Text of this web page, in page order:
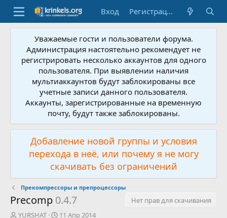
Вход Регистрация
Уважаемые гости и пользователи форума.
Администрация настоятельно рекомендует не
регистрировать несколько аккаунтов для одного
пользователя. При выявлении наличия
мультиаккаунтов будут заблокированы все
учетные записи данного пользователя.
Аккаунты, зарегистрированные на временную
почту, будут также заблокированы.
Добавление новой группы и условия
перехода в неё, или почему я не могу
скачивать без ограничений
Прекомпрессоры и препроцессоры
Precomp 0.4.7
Нет прав для скачивания
А
YURSHAT
Д11 Апр 2014